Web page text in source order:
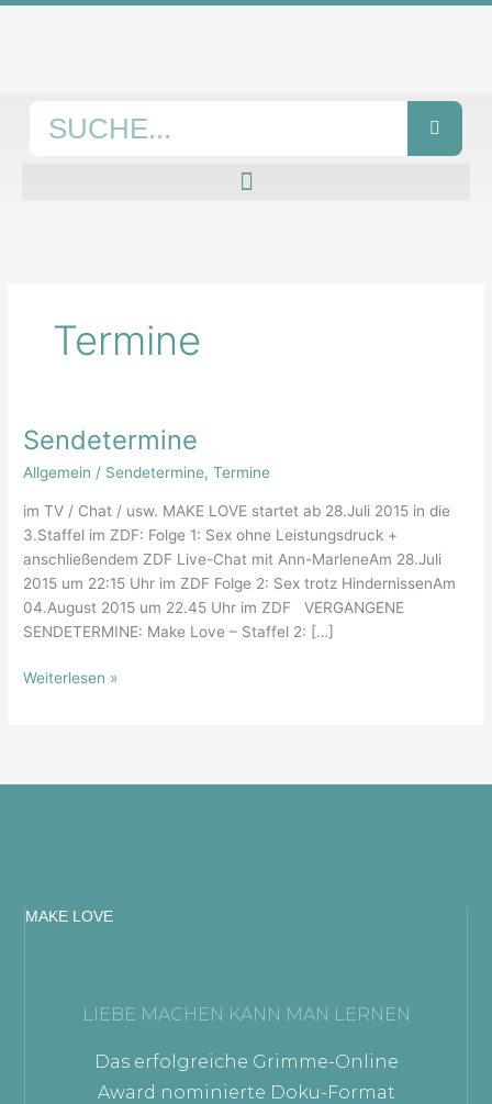
Zum
Termine
Sendetermine
Allgemein / Sendetermine,Termine
im TV / Chat / usw. MAKE LOVE startet ab 28.Juli 2015 in die
3.Staffel im ZDF: Folge 1: Sex ohne Leistungsdruck +
anschließendem ZDF Live-Chat mit Ann-MarleneAm 28.Juli
2015 um 22:15 Uhr im ZDF Folge 2: Sex trotz HindernissenAm
04.August 2015 um 22.45 Uhr im ZDF VERGANGENE
SENDETERMINE: Make Love – Staffel 2: […]
Sendetermine
Weiterlesen »
MAKE LOVE
LIEBE MACHEN KANN MAN LERNEN
Das erfolgreiche Grimme-Online
Award nominierte Doku-Format